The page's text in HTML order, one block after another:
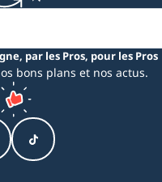
par les Pros, pour les Pros
bons plans et nos actus.